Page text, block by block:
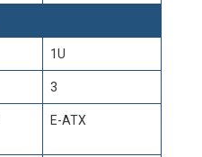
1U
3
E-ATX